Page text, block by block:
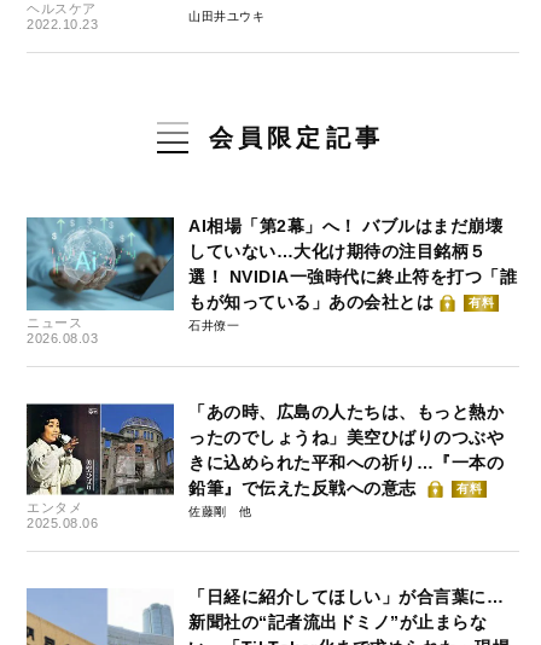
ヘルスケア
2022.10.23
山田井ユウキ
会員限定記事
ニュース
2026.08.03
AI相場「第2幕」へ！ バブルはまだ崩壊
していない…大化け期待の注目銘柄５
選！ NVIDIA一強時代に終止符を打つ「誰
もが知っている」あの会社とは
有料
石井僚一
エンタメ
2025.08.06
「あの時、広島の人たちは、もっと熱か
ったのでしょうね」美空ひばりのつぶや
きに込められた平和への祈り…『一本の
鉛筆』で伝えた反戦への意志
有料
佐藤剛
「日経に紹介してほしい」が合言葉に…
新聞社の“記者流出ドミノ”が止まらな